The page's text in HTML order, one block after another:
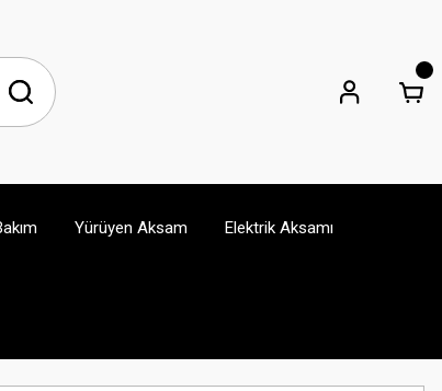
Yürüyen Aksam Elektrik Aksamı